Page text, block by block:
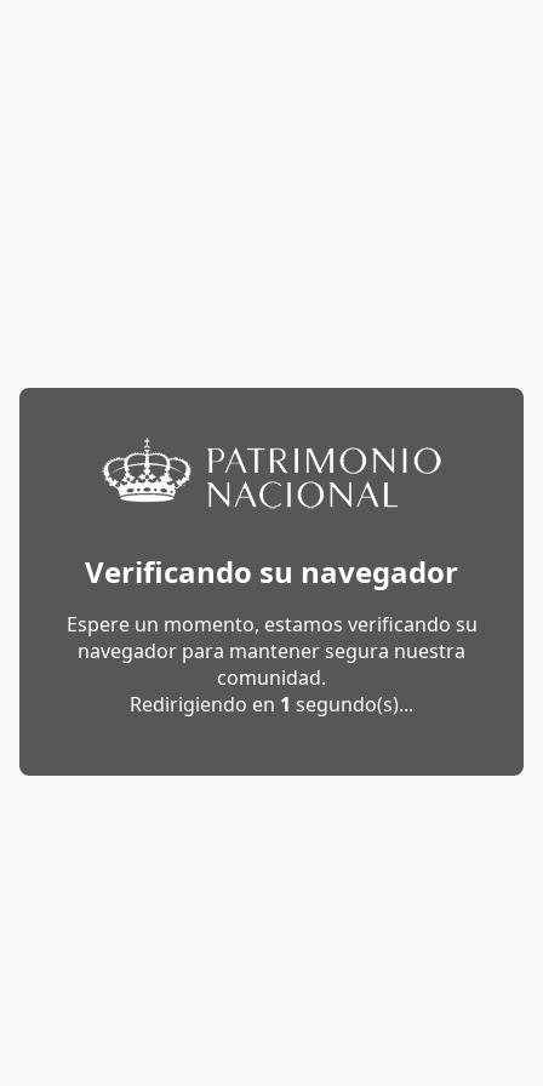
Verificando su navegador
Espere un momento, estamos verificando su
navegador para mantener segura nuestra
comunidad.
Redirigiendo en 1 segundo(s)...